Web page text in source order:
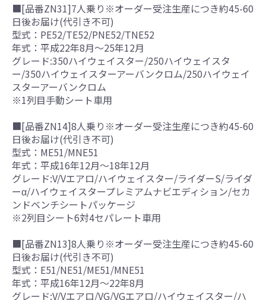
■[品番ZN31]7人乗り※オーダー受注生産につき約45-60
日後お届け(代引き不可)
型式：PE52/TE52/PNE52/TNE52
年式：平成22年8月～25年12月
グレード:350ハイウェイスター/250ハイウェイスタ
ー/350ハイウェイスターアーバンクロム/250ハイウェイ
スターアーバンクロム
※1列目手動シート車用
■[品番ZN14]8人乗り※オーダー受注生産につき約45-60
日後お届け(代引き不可)
型式：ME51/MNE51
年式：平成16年12月～18年12月
グレード:V/Vエアロ/ハイウェイスター/ライダーS/ライダ
ーα/ハイウェイスタープレミアムナビエディション/セカ
ンドベンチシートパッケージ
※2列目シート6対4セパレート車用
■[品番ZN13]8人乗り※オーダー受注生産につき約45-60
日後お届け(代引き不可)
型式：E51/NE51/ME51/MNE51
年式：平成16年12月～22年8月
グレード:V/Vエアロ/VG/VGエアロ/ハイウェイスター/ハ